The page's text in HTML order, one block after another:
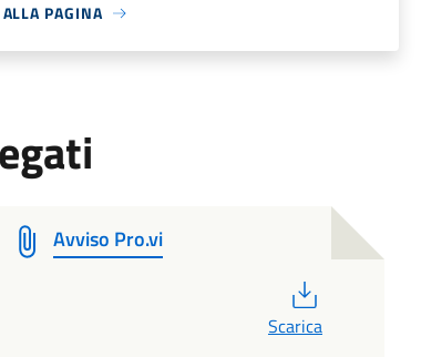
PAGINA
Avviso Pro.vi
Scarica